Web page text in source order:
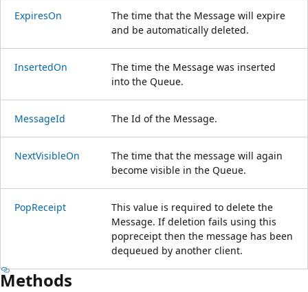
ExpiresOn
The time that the Message will expire
and be automatically deleted.
InsertedOn
The time the Message was inserted
into the Queue.
MessageId The Id of the Message.
NextVisibleOn
The time that the message will again
become visible in the Queue.
PopReceipt
This value is required to delete the
Message. If deletion fails using this
popreceipt then the message has been
dequeued by another client.
Methods